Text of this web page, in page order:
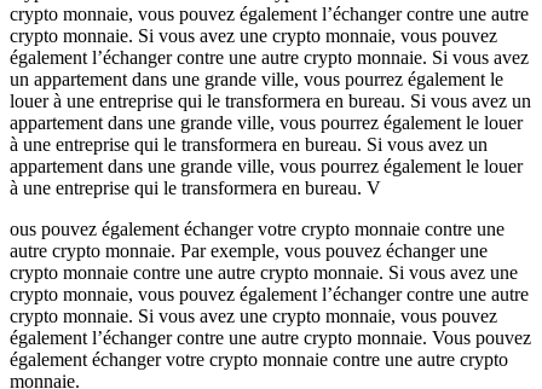
crypto monnaie, vous pouvez également l’échanger contre une autre
crypto monnaie. Si vous avez une crypto monnaie, vous pouvez
également l’échanger contre une autre crypto monnaie. Si vous avez
un appartement dans une grande ville, vous pourrez également le
louer à une entreprise qui le transformera en bureau. Si vous avez un
appartement dans une grande ville, vous pourrez également le louer
à une entreprise qui le transformera en bureau. Si vous avez un
appartement dans une grande ville, vous pourrez également le louer
à une entreprise qui le transformera en bureau. V
ous pouvez également échanger votre crypto monnaie contre une
autre crypto monnaie. Par exemple, vous pouvez échanger une
crypto monnaie contre une autre crypto monnaie. Si vous avez une
crypto monnaie, vous pouvez également l’échanger contre une autre
crypto monnaie. Si vous avez une crypto monnaie, vous pouvez
également l’échanger contre une autre crypto monnaie. Vous pouvez
également échanger votre crypto monnaie contre une autre crypto
monnaie.